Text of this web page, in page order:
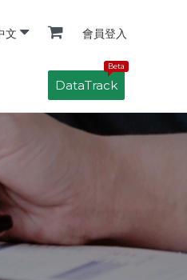
文 會員登入
Beta
DataTrack